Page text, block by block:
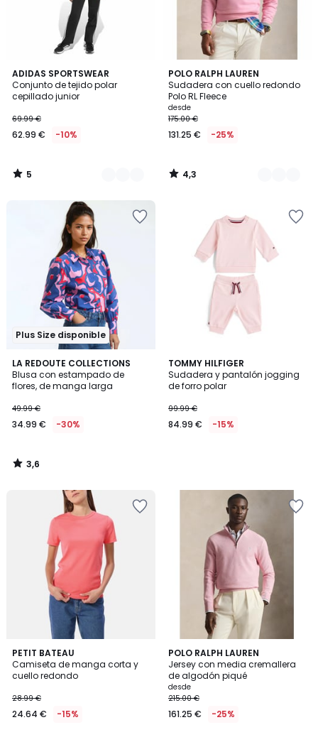
ADIDAS SPORTSWEAR
Conjunto de tejido polar
cepillado junior
69.99 €
62.99 € -10%
5
/
5
2
Colores
5
/
POLO RALPH LAUREN
Sudadera con cuello redondo
Polo RL Fleece
desde
175.00 €
131.25 € -25%
4,3
/ 5
4
Colores
4,3
/
Plus Size disponible
LA REDOUTE COLLECTIONS
Blusa con estampado de
flores, de manga larga
49.99 €
34.99 € -30%
3,6
/ 5
3,6
/
TOMMY HILFIGER
Sudadera y pantalón jogging
de forro polar
99.99 €
84.99 € -15%
PETIT BATEAU
Camiseta de manga corta y
cuello redondo
28.99 €
24.64 € -15%
2
Colores
POLO RALPH LAUREN
Jersey con media cremallera
de algodón piqué
desde
215.00 €
161.25 € -25%
4,4
/ 5
5
Colores